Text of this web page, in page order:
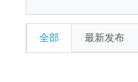
全部 最新发布